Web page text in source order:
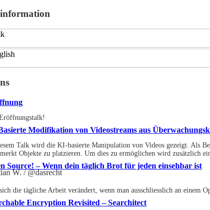
Modifikation von Videostreams aus
Talk wird die KI-basierte Manipulation von Videos gezeigt. Als
Objekte zu platzieren. Um dies zu ermöglichen wird zusätzlich
Source! – Wenn dein täglich Brot für jeden einsehbar ist
W. / @dasrecht
die tägliche Arbeit verändert, wenn man ausschliesslich an einem
Encryption Revisited – Searchitect